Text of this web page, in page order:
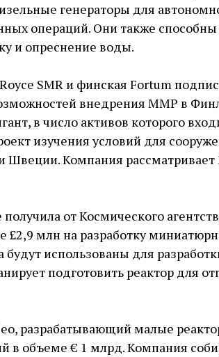
генераторы для
операций. Они также способны
и опреснение воды.
SMR и финская Fortum
внедрения ММР в
в число активов которого
изучения условий для
Компания рассматривает
от Космического
£2,9 млн на разработку
будут использованы для
подготовить реактор для
разрабатывающий малые
в объеме € 1 млрд. Компания